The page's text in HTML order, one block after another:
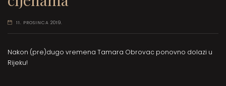
11. PROSINCA 2019.
Nakon (pre)dugo vremena Tamara Obrovac ponovno dolazi u
Rijeku!